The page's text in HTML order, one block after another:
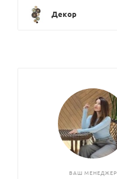
Декор
ВАШ МЕНЕДЖЕР